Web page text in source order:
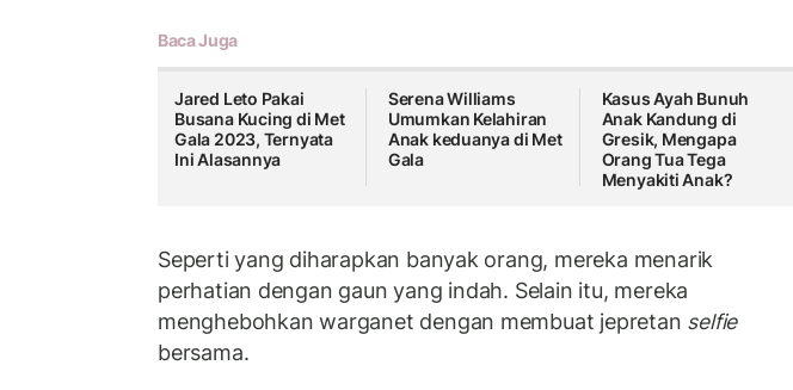
Baca Juga
Jared Leto Pakai
Busana Kucing di Met
Gala 2023, Ternyata
Ini Alasannya
Serena Williams
Umumkan Kelahiran
Anak keduanya di Met
Gala
Kasus Ayah Bunuh
Anak Kandung di
Gresik, Mengapa
Orang Tua Tega
Menyakiti Anak?
Seperti yang diharapkan banyak orang, mereka menarik
perhatian dengan gaun yang indah. Selain itu, mereka
menghebohkan warganet dengan membuat jepretan selfie
bersama.